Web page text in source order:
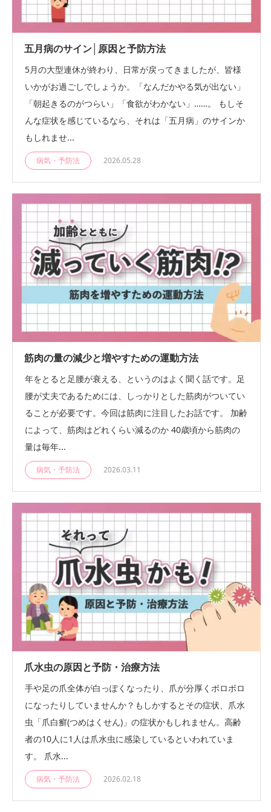
五月病のサイン│原因と予防方法
5月の大型連休が終わり、日常が戻ってきましたが、皆様
いかがお過ごしでしょうか。「なんだかやる気が出ない」
「朝起きるのがつらい」「食欲がわかない」……。 もしそ
んな症状を感じているなら、それは「五月病」のサインか
もしれませ...
病気・予防法 2026.05.28
筋肉の量の減少と増やすための運動方法
年をとると足腰が衰える、というのはよく聞く話です。足
腰が丈夫であるためには、しっかりとした筋肉がついてい
ることが必要です。今回は筋肉に注目したお話です。 加齢
によって、筋肉はどれくらい減るのか 40歳頃から筋肉の
量は毎年...
病気・予防法 2026.03.11
爪水虫の原因と予防・治療方法
手や足の爪全体が白っぽくなったり、爪が分厚くボロボロ
になったりしていませんか？もしかするとその症状、爪水
虫「爪白癬(つめはくせん)」の症状かもしれません。高齢
者の10人に1人は爪水虫に感染しているといわれていま
す。 爪水...
病気・予防法 2026.02.18